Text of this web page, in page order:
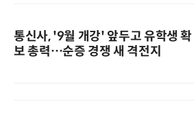
통신사, '9월 개강' 앞두고 유학생 확
보 총력…순증 경쟁 새 격전지